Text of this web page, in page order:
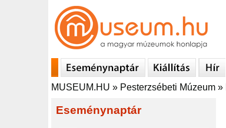
MUSEUM.HU » Pesterzsébeti Múzeum »
Eseménynaptár